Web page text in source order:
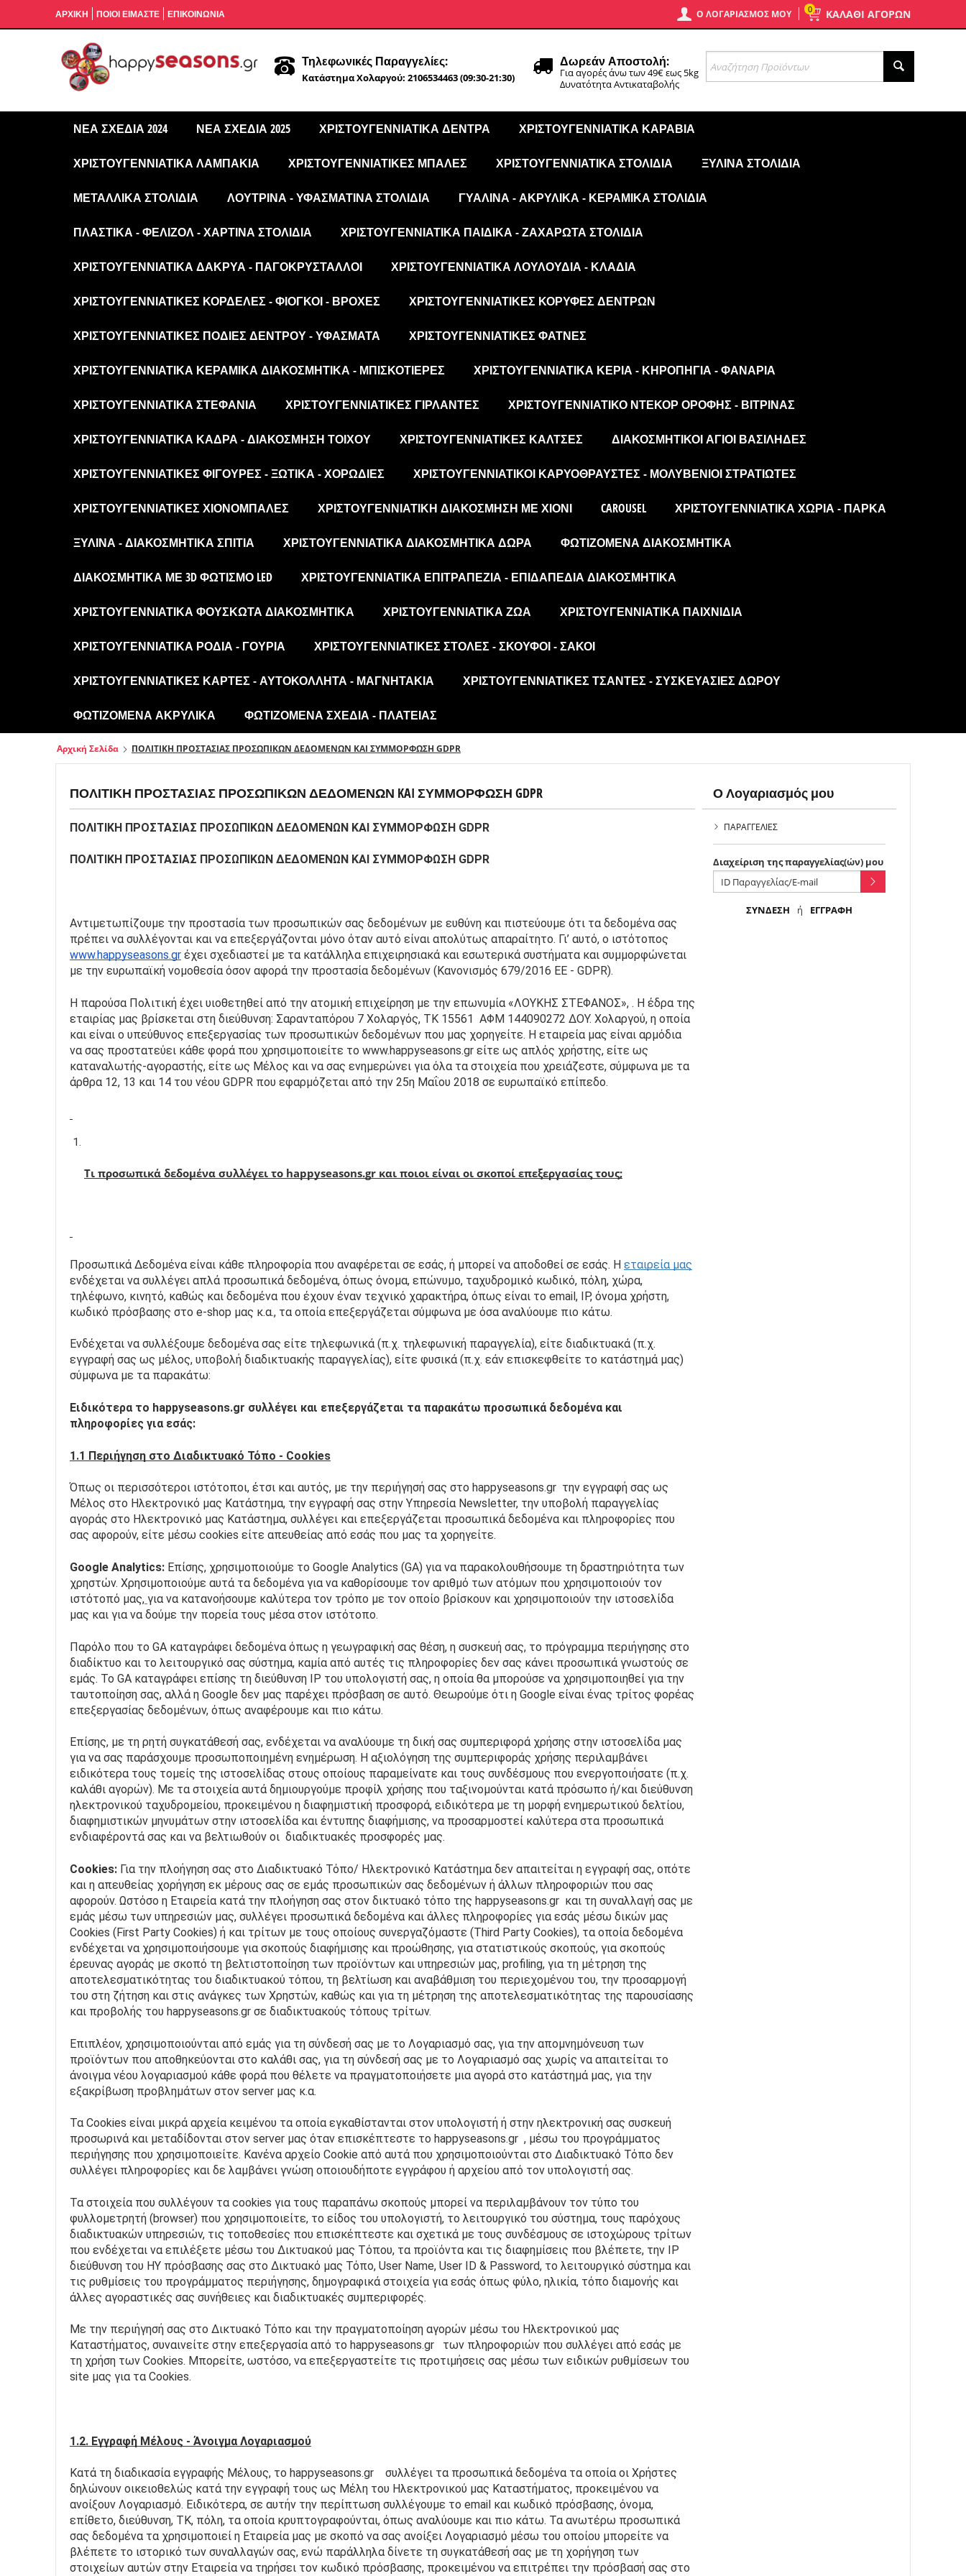
ΑΡΧΙΚΉ ΠΟΙΟΙ ΕΙΜΑΣΤΕ ΕΠΙΚΟΙΝΩΝΙΑ ΚΑΛΑΘΙ ΑΓΟΡΩΝ
0
Ο ΛΟΓΑΡΙΑΣΜΌΣ ΜΟΥ
Τηλεφωνικές Παραγγελίες:
Κατάστημα Χολαργού: 2106534463 (09:30-21:30)
Δωρεάν Αποστολή:
Για αγορές άνω των 49€ εως 5kg
Δυνατότητα Αντικαταβολής
ΝΈΑ ΣΧΈΔΙΑ 2024 ΝΈΑ ΣΧΈΔΙΑ 2025 ΧΡΙΣΤΟΥΓΕΝΝΙΆΤΙΚΑ ΔΈΝΤΡΑ ΧΡΙΣΤΟΥΓΕΝΝΙΆΤΙΚΑ ΚΑΡΆΒΙΑ
ΧΡΙΣΤΟΥΓΕΝΝΙΆΤΙΚΑ ΛΑΜΠΆΚΙΑ ΧΡΙΣΤΟΥΓΕΝΝΙΆΤΙΚΕΣ ΜΠΆΛΕΣ ΧΡΙΣΤΟΥΓΕΝΝΙΆΤΙΚΑ ΣΤΟΛΊΔΙΑ ΞΎΛΙΝΑ ΣΤΟΛΊΔΙΑ
ΜΕΤΑΛΛΙΚΆ ΣΤΟΛΊΔΙΑ ΛΟΎΤΡΙΝΑ - ΥΦΑΣΜΆΤΙΝΑ ΣΤΟΛΊΔΙΑ ΓΥΆΛΙΝΑ - ΑΚΡΥΛΙΚΆ - ΚΕΡΑΜΙΚΆ ΣΤΟΛΊΔΙΑ
ΠΛΑΣΤΙΚΆ - ΦΕΛΙΖΌΛ - ΧΆΡΤΙΝΑ ΣΤΟΛΊΔΙΑ ΧΡΙΣΤΟΥΓΕΝΝΙΆΤΙΚΑ ΠΑΙΔΙΚΆ - ΖΑΧΑΡΩΤΆ ΣΤΟΛΊΔΙΑ
ΧΡΙΣΤΟΥΓΕΝΝΙΆΤΙΚΑ ΔΆΚΡΥΑ - ΠΑΓΟΚΡΎΣΤΑΛΛΟΙ ΧΡΙΣΤΟΥΓΕΝΝΙΆΤΙΚΑ ΛΟΥΛΟΎΔΙΑ - ΚΛΑΔΙΆ
ΧΡΙΣΤΟΥΓΕΝΝΙΆΤΙΚΕΣ ΚΟΡΔΈΛΕΣ - ΦΙΌΓΚΟΙ - ΒΡΟΧΈΣ ΧΡΙΣΤΟΥΓΕΝΝΙΆΤΙΚΕΣ ΚΟΡΥΦΈΣ ΔΈΝΤΡΩΝ
ΧΡΙΣΤΟΥΓΕΝΝΙΆΤΙΚΕΣ ΠΟΔΙΈΣ ΔΈΝΤΡΟΥ - ΥΦΆΣΜΑΤΑ ΧΡΙΣΤΟΥΓΕΝΝΙΆΤΙΚΕΣ ΦΆΤΝΕΣ
ΧΡΙΣΤΟΥΓΕΝΝΙΆΤΙΚΑ ΚΕΡΑΜΙΚΆ ΔΙΑΚΟΣΜΗΤΙΚΆ - ΜΠΙΣΚΟΤΙΈΡΕΣ ΧΡΙΣΤΟΥΓΕΝΝΙΆΤΙΚΑ ΚΕΡΙΆ - ΚΗΡΟΠΉΓΙΑ - ΦΑΝΆΡΙΑ
ΧΡΙΣΤΟΥΓΕΝΝΙΆΤΙΚΑ ΣΤΕΦΆΝΙΑ ΧΡΙΣΤΟΥΓΕΝΝΙΆΤΙΚΕΣ ΓΙΡΛΆΝΤΕΣ ΧΡΙΣΤΟΥΓΕΝΝΙΆΤΙΚΟ ΝΤΕΚΌΡ ΟΡΟΦΉΣ - ΒΙΤΡΊΝΑΣ
ΧΡΙΣΤΟΥΓΕΝΝΙΆΤΙΚΑ ΚΆΔΡΑ - ΔΙΑΚΌΣΜΗΣΗ ΤΟΊΧΟΥ ΧΡΙΣΤΟΥΓΕΝΝΙΆΤΙΚΕΣ ΚΆΛΤΣΕΣ ΔΙΑΚΟΣΜΗΤΙΚΟΊ ΆΓΙΟΙ ΒΑΣΊΛΗΔΕΣ
ΧΡΙΣΤΟΥΓΕΝΝΙΆΤΙΚΕΣ ΦΙΓΟΎΡΕΣ - ΞΩΤΙΚΆ - ΧΟΡΩΔΊΕΣ ΧΡΙΣΤΟΥΓΕΝΝΙΆΤΙΚΟΙ ΚΑΡΥΟΘΡΑΎΣΤΕΣ - ΜΟΛΥΒΈΝΙΟΙ ΣΤΡΑΤΙΏΤΕΣ
ΧΡΙΣΤΟΥΓΕΝΝΙΆΤΙΚΕΣ ΧΙΟΝΌΜΠΑΛΕΣ ΧΡΙΣΤΟΥΓΕΝΝΙΆΤΙΚΗ ΔΙΑΚΌΣΜΗΣΗ ΜΕ ΧΙΌΝΙ CAROUSEL ΧΡΙΣΤΟΥΓΕΝΝΙΆΤΙΚΑ ΧΩΡΙΆ - ΠΆΡΚΑ
ΞΎΛΙΝΑ - ΔΙΑΚΟΣΜΗΤΙΚΆ ΣΠΊΤΙΑ ΧΡΙΣΤΟΥΓΕΝΝΙΆΤΙΚΑ ΔΙΑΚΟΣΜΗΤΙΚΆ ΔΏΡΑ ΦΩΤΙΖΌΜΕΝΑ ΔΙΑΚΟΣΜΗΤΙΚΆ
ΔΙΑΚΟΣΜΗΤΙΚΆ ΜΕ 3D ΦΩΤΙΣΜΌ LED ΧΡΙΣΤΟΥΓΕΝΝΙΆΤΙΚΑ ΕΠΙΤΡΑΠΈΖΙΑ - ΕΠΙΔΑΠΈΔΙΑ ΔΙΑΚΟΣΜΗΤΙΚΆ
ΧΡΙΣΤΟΥΓΕΝΝΙΆΤΙΚΑ ΦΟΥΣΚΩΤΆ ΔΙΑΚΟΣΜΗΤΙΚΆ ΧΡΙΣΤΟΥΓΕΝΝΙΆΤΙΚΑ ΖΏΑ ΧΡΙΣΤΟΥΓΕΝΝΙΆΤΙΚΑ ΠΑΙΧΝΊΔΙΑ
ΧΡΙΣΤΟΥΓΕΝΝΙΆΤΙΚΑ ΡΌΔΙΑ - ΓΟΎΡΙΑ ΧΡΙΣΤΟΥΓΕΝΝΙΆΤΙΚΕΣ ΣΤΟΛΈΣ - ΣΚΟΎΦΟΙ - ΣΆΚΟΙ
ΧΡΙΣΤΟΥΓΕΝΝΙΆΤΙΚΕΣ ΚΆΡΤΕΣ - ΑΥΤΟΚΌΛΛΗΤΑ - ΜΑΓΝΗΤΆΚΙΑ ΧΡΙΣΤΟΥΓΕΝΝΙΆΤΙΚΕΣ ΤΣΆΝΤΕΣ - ΣΥΣΚΕΥΑΣΊΕΣ ΔΏΡΟΥ
ΦΩΤΙΖΌΜΕΝΑ ΑΚΡΥΛΙΚΆ ΦΩΤΙΖΌΜΕΝΑ ΣΧΈΔΙΑ - ΠΛΑΤΕΊΑΣ
Αρχική Σελίδα ΠΟΛΙΤΙΚΗ ΠΡΟΣΤΑΣΙΑΣ ΠΡΟΣΩΠΙΚΩΝ ΔΕΔΟΜΕΝΩΝ KAI ΣΥΜΜΟΡΦΩΣΗ GDPR
ΠΟΛΙΤΙΚΗ ΠΡΟΣΤΑΣΙΑΣ ΠΡΟΣΩΠΙΚΩΝ ΔΕΔΟΜΕΝΩΝ KAI ΣΥΜΜΟΡΦΩΣΗ GDPR
ΠΟΛΙΤΙΚΗ ΠΡΟΣΤΑΣΙΑΣ ΠΡΟΣΩΠΙΚΩΝ ΔΕΔΟΜΕΝΩΝ KAI ΣΥΜΜΟΡΦΩΣΗ GDPR
ΠΟΛΙΤΙΚΗ ΠΡΟΣΤΑΣΙΑΣ ΠΡΟΣΩΠΙΚΩΝ ΔΕΔΟΜΕΝΩΝ KAI ΣΥΜΜΟΡΦΩΣΗ GDPR
Αντιμετωπίζουμε την προστασία των προσωπικών σας δεδομένων με ευθύνη και πιστεύουμε ότι τα δεδομένα σας
www.happyseasons.gr έχει σχεδιαστεί με τα κατάλληλα επιχειρησιακά και εσωτερικά συστήματα και συμμορφώνεται
με την ευρωπαϊκή νομοθεσία όσον αφορά την προστασία δεδομένων (Κανονισμός 679/2016 ΕΕ - GDPR).
Η παρούσα Πολιτική έχει υιοθετηθεί από την ατομική επιχείρηση με την επωνυμία «ΛΟΥΚΗΣ ΣΤΕΦΑΝΟΣ», . Η έδρα της
εταιρίας μας βρίσκεται στη διεύθυνση: Σαρανταπόρου 7 Χολαργός, TK 15561  ΑΦΜ 144090272 ΔΟΥ. Χολαργού, η οποία
και είναι ο υπεύθυνος επεξεργασίας των προσωπικών δεδομένων που μας χορηγείτε. Η εταιρεία μας είναι αρμόδια
να σας προστατεύει κάθε φορά που χρησιμοποιείτε το www.happyseasons.gr είτε ως απλός χρήστης, είτε ως
καταναλωτής-αγοραστής, είτε ως Μέλος και να σας ενημερώνει για όλα τα στοιχεία που χρειάζεστε, σύμφωνα με τα
άρθρα 12, 13 και 14 του νέου GDPR που εφαρμόζεται από την 25η Μαΐου 2018 σε ευρωπαϊκό επίπεδο.
Τι προσωπικά δεδομένα συλλέγει το happyseasons.gr και ποιοι είναι οι σκοποί επεξεργασίας τους;
Προσωπικά Δεδομένα είναι κάθε πληροφορία που αναφέρεται σε εσάς, ή μπορεί να αποδοθεί σε εσάς. Η εταιρεία μας
ενδέχεται να συλλέγει απλά προσωπικά δεδομένα, όπως όνομα, επώνυμο, ταχυδρομικό κωδικό, πόλη, χώρα,
τηλέφωνο, κινητό, καθώς και δεδομένα που έχουν έναν τεχνικό χαρακτήρα, όπως είναι το email, IP, όνομα χρήστη,
κωδικό πρόσβασης στο e-shop μας κ.α., τα οποία επεξεργάζεται σύμφωνα με όσα αναλύουμε πιο κάτω.
Ενδέχεται να συλλέξουμε δεδομένα σας είτε τηλεφωνικά (π.χ. τηλεφωνική παραγγελία), είτε διαδικτυακά (π.χ.
εγγραφή σας ως μέλος, υποβολή διαδικτυακής παραγγελίας), είτε φυσικά (π.χ. εάν επισκεφθείτε το κατάστημά μας)
σύμφωνα με τα παρακάτω:
Ειδικότερα τo happyseasons.gr συλλέγει και επεξεργάζεται τα παρακάτω προσωπικά δεδομένα και
πληροφορίες για εσάς:
1.1 Περιήγηση στο Διαδικτυακό Τόπο - Cookies
Όπως οι περισσότεροι ιστότοποι, έτσι και αυτός, με την περιήγησή σας στο happyseasons.gr  την εγγραφή σας ως
Μέλος στο Ηλεκτρονικό μας Κατάστημα, την εγγραφή σας στην Υπηρεσία Newsletter, την υποβολή παραγγελίας
αγοράς στο Ηλεκτρονικό μας Κατάστημα, συλλέγει και επεξεργάζεται προσωπικά δεδομένα και πληροφορίες που
σας αφορούν, είτε μέσω cookies είτε απευθείας από εσάς που μας τα χορηγείτε.
Google Analytics: Επίσης, χρησιμοποιούμε το Google Analytics (GA) για να παρακολουθήσουμε τη δραστηριότητα των
χρηστών. Χρησιμοποιούμε αυτά τα δεδομένα για να καθορίσουμε τον αριθμό των ατόμων που χρησιμοποιούν τον
ιστότοπό μας, για να κατανοήσουμε καλύτερα τον τρόπο με τον οποίο βρίσκουν και χρησιμοποιούν την ιστοσελίδα
μας και για να δούμε την πορεία τους μέσα στον ιστότοπο.
Παρόλο που το GA καταγράφει δεδομένα όπως η γεωγραφική σας θέση, η συσκευή σας, το πρόγραμμα περιήγησης στο
διαδίκτυο και το λειτουργικό σας σύστημα, καμία από αυτές τις πληροφορίες δεν σας κάνει προσωπικά γνωστούς σε
εμάς. Το GA καταγράφει επίσης τη διεύθυνση IP του υπολογιστή σας, η οποία θα μπορούσε να χρησιμοποιηθεί για την
ταυτοποίηση σας, αλλά η Google δεν μας παρέχει πρόσβαση σε αυτό. Θεωρούμε ότι η Google είναι ένας τρίτος φορέας
επεξεργασίας δεδομένων, όπως αναφέρουμε και πιο κάτω.
Επίσης, με τη ρητή συγκατάθεσή σας, ενδέχεται να αναλύουμε τη δική σας συμπεριφορά χρήσης στην ιστοσελίδα μας
για να σας παράσχουμε προσωποποιημένη ενημέρωση. Η αξιολόγηση της συμπεριφοράς χρήσης περιλαμβάνει
ειδικότερα τους τομείς της ιστοσελίδας στους οποίους παραμείνατε και τους συνδέσμους που ενεργοποιήσατε (π.χ.
καλάθι αγορών). Με τα στοιχεία αυτά δημιουργούμε προφίλ χρήσης που ταξινομούνται κατά πρόσωπο ή/και διεύθυνση
ηλεκτρονικού ταχυδρομείου, προκειμένου η διαφημιστική προσφορά, ειδικότερα με τη μορφή ενημερωτικού δελτίου,
διαφημιστικών μηνυμάτων στην ιστοσελίδα και έντυπης διαφήμισης, να προσαρμοστεί καλύτερα στα προσωπικά
ενδιαφέροντά σας και να βελτιωθούν οι  διαδικτυακές προσφορές μας.
Cookies: Για την πλοήγηση σας στο Διαδικτυακό Τόπο/ Ηλεκτρονικό Κατάστημα δεν απαιτείται η εγγραφή σας, οπότε
και η απευθείας χορήγηση εκ μέρους σας σε εμάς προσωπικών σας δεδομένων ή άλλων πληροφοριών που σας
αφορούν. Ωστόσο η Εταιρεία κατά την πλοήγηση σας στον δικτυακό τόπο της happyseasons.gr  και τη συναλλαγή σας με
εμάς μέσω των υπηρεσιών μας, συλλέγει προσωπικά δεδομένα και άλλες πληροφορίες για εσάς μέσω δικών μας
Cookies (First Party Cookies) ή και τρίτων με τους οποίους συνεργαζόμαστε (Third Party Cookies), τα οποία δεδομένα
ενδέχεται να χρησιμοποιήσουμε για σκοπούς διαφήμισης και προώθησης, για στατιστικούς σκοπούς, για σκοπούς
έρευνας αγοράς με σκοπό τη βελτιστοποίηση των προϊόντων και υπηρεσιών μας, profiling, για τη μέτρηση της
αποτελεσματικότητας του διαδικτυακού τόπου, τη βελτίωση και αναβάθμιση του περιεχομένου του, την προσαρμογή
του στη ζήτηση και στις ανάγκες των Χρηστών, καθώς και για τη μέτρηση της αποτελεσματικότητας της παρουσίασης
και προβολής του happyseasons.gr σε διαδικτυακούς τόπους τρίτων.
Επιπλέον, χρησιμοποιούνται από εμάς για τη σύνδεσή σας με το Λογαριασμό σας, για την απομνημόνευση των
προϊόντων που αποθηκεύονται στο καλάθι σας, για τη σύνδεσή σας με το Λογαριασμό σας χωρίς να απαιτείται το
άνοιγμα νέου λογαριασμού κάθε φορά που θέλετε να πραγματοποιήσετε μια αγορά στο κατάστημά μας, για την
εξακρίβωση προβλημάτων στον server μας κ.α.
Τα Cookies είναι μικρά αρχεία κειμένου τα οποία εγκαθίστανται στον υπολογιστή ή στην ηλεκτρονική σας συσκευή
προσωρινά και μεταδίδονται στον server μας όταν επισκέπτεστε το happyseasons.gr  , μέσω του προγράμματος
περιήγησης που χρησιμοποιείτε. Κανένα αρχείο Cookie από αυτά που χρησιμοποιούνται στο Διαδικτυακό Τόπο δεν
συλλέγει πληροφορίες και δε λαμβάνει γνώση οποιουδήποτε εγγράφου ή αρχείου από τον υπολογιστή σας.
Τα στοιχεία που συλλέγουν τα cookies για τους παραπάνω σκοπούς μπορεί να περιλαμβάνουν τον τύπο του
φυλλομετρητή (browser) που χρησιμοποιείτε, το είδος του υπολογιστή, το λειτουργικό του σύστημα, τους παρόχους
διαδικτυακών υπηρεσιών, τις τοποθεσίες που επισκέπτεστε και σχετικά με τους συνδέσμους σε ιστοχώρους τρίτων
που ενδέχεται να επιλέξετε μέσω του Δικτυακού μας Tόπου, τα προϊόντα και τις διαφημίσεις που βλέπετε, την IP
διεύθυνση του ΗΥ πρόσβασης σας στο Δικτυακό μας Τόπο, User Name, User ID & Password, το λειτουργικό σύστημα και
τις ρυθμίσεις του προγράμματος περιήγησης, δημογραφικά στοιχεία για εσάς όπως φύλο, ηλικία, τόπο διαμονής και
άλλες αγοραστικές σας συνήθειες και διαδικτυακές συμπεριφορές.
Με την περιήγησή σας στο Δικτυακό Τόπο και την πραγματοποίηση αγορών μέσω του Ηλεκτρονικού μας
Καταστήματος, συναινείτε στην επεξεργασία από το happyseasons.gr   των πληροφοριών που συλλέγει από εσάς με
τη χρήση των Cookies. Μπορείτε, ωστόσο, να επεξεργαστείτε τις προτιμήσεις σας μέσω των ειδικών ρυθμίσεων του
site μας για τα Cookies.
1.2. Εγγραφή Μέλους - Άνοιγμα Λογαριασμού
Κατά τη διαδικασία εγγραφής Μέλους, το happyseasons.gr    συλλέγει τα προσωπικά δεδομένα τα οποία οι Χρήστες
δηλώνουν οικειοθελώς κατά την εγγραφή τους ως Μέλη του Ηλεκτρονικού μας Καταστήματος, προκειμένου να
ανοίξουν Λογαριασμό. Ειδικότερα, σε αυτήν την περίπτωση συλλέγουμε το email και κωδικό πρόσβασης, όνομα,
επίθετο, διεύθυνση, ΤΚ, πόλη, τα οποία κρυπτογραφούνται, όπως αναλύουμε και πιο κάτω. Τα ανωτέρω προσωπικά
σας δεδομένα τα χρησιμοποιεί η Εταιρεία μας με σκοπό να σας ανοίξει Λογαριασμό μέσω του οποίου μπορείτε να
βλέπετε το ιστορικό των συναλλαγών σας, ενώ παράλληλα δίνετε τη συγκατάθεσή σας με τη χορήγηση των
στοιχείων αυτών στην Εταιρεία να τηρήσει τον κωδικό πρόσβασης, προκειμένου να επιτρέπει την πρόσβασή σας στο
Ο Λογαριασμός μου
ΠΑΡΑΓΓΕΛΊΕΣ
Διαχείριση της παραγγελίας(ών) μου
ΣΎΝΔΕΣΗ ή ΕΓΓΡΑΦΉ